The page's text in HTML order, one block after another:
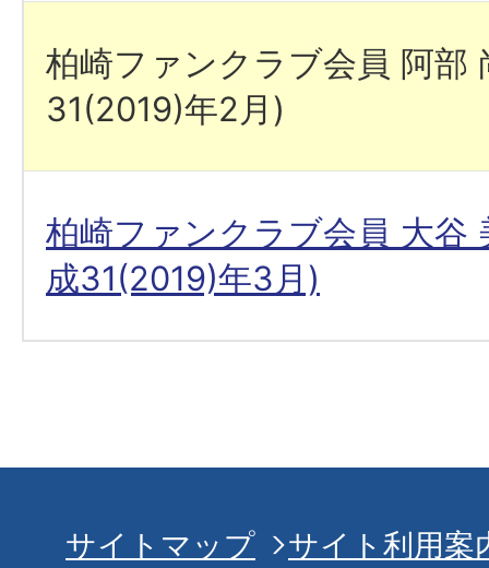
柏崎ファンクラブ会員 阿部
31(2019)年2月)
柏崎ファンクラブ会員 大谷
成31(2019)年3月)
サイトマップ
サイト利用案